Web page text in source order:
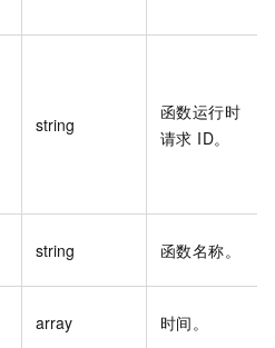
string
函数运行时
请求 ID。
string 函数名称。
array 时间。